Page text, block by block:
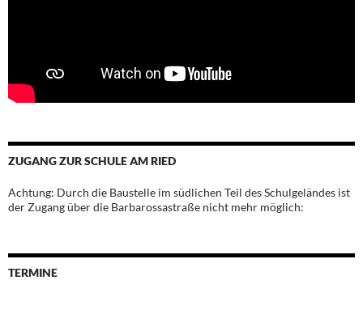
ZUGANG ZUR SCHULE AM RIED
Achtung: Durch die Baustelle im südlichen Teil des Schulgeländes ist
der Zugang über die Barbarossastraße nicht mehr möglich:
TERMINE